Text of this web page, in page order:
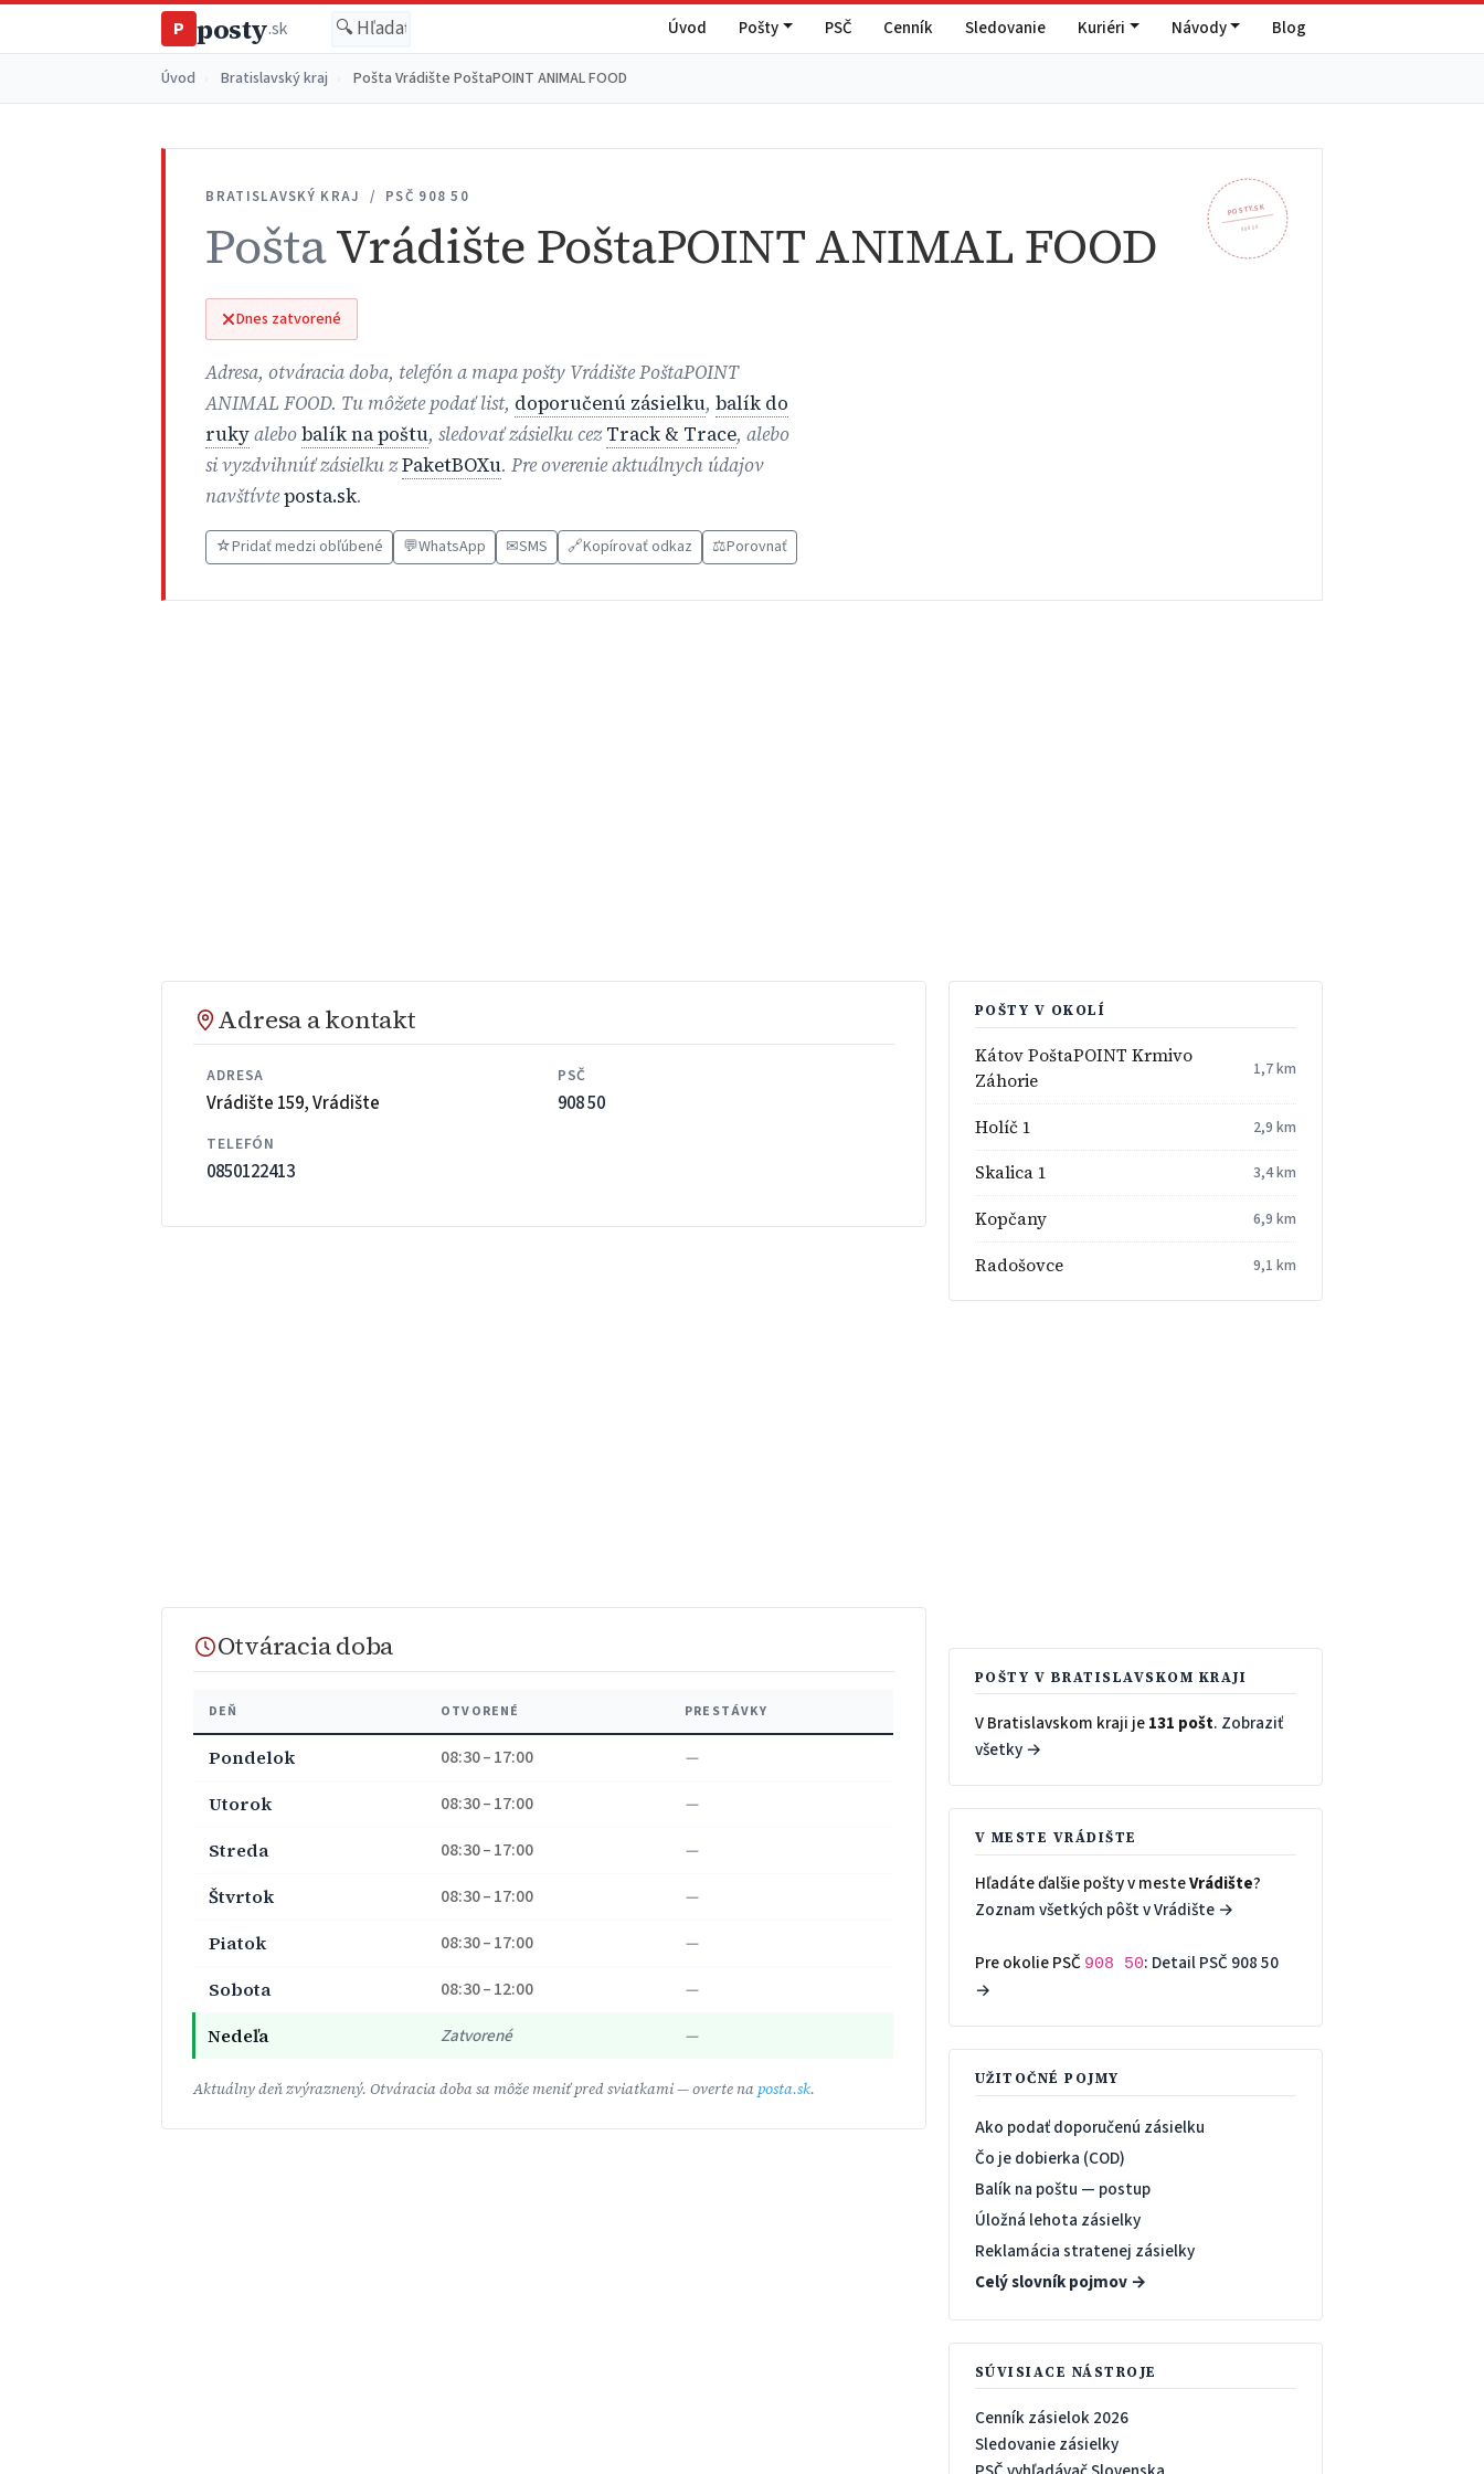
P posty.sk Úvod Pošty PSČ Cenník Sledovanie Kuriéri Návody Blog
Úvod Bratislavský kraj Pošta Vrádište PoštaPOINT ANIMAL FOOD
POSTY.SK
908 50
BRATISLAVSKÝ KRAJ / PSČ 908 50
PoštaVrádište PoštaPOINT ANIMAL FOOD
Dnes zatvorené
Adresa, otváracia doba, telefón a mapa pošty Vrádište PoštaPOINT
ANIMAL FOOD. Tu môžete podať list, doporučenú zásielku,balík do
rukyalebobalík na poštu, sledovať zásielku cezTrack & Trace, alebo
si vyzdvihnúť zásielku zPaketBOXu. Pre overenie aktuálnych údajov
navštívteposta.sk.
☆Pridať medzi obľúbené 💬WhatsApp ✉SMS 🔗Kopírovať odkaz ⚖️Porovnať
Adresa a kontakt
ADRESA
Vrádište 159, Vrádište
PSČ
908 50
TELEFÓN
0850122413
Otváracia doba
DEŇ OTVORENÉ PRESTÁVKY
Pondelok 08:30 – 17:00
—
Utorok
08:30 – 17:00
—
Streda
08:30 – 17:00
—
Štvrtok
08:30 – 17:00
—
Piatok
08:30 – 17:00
—
Sobota
08:30 – 12:00
—
Nedeľa
Zatvorené —
Aktuálny deň zvýraznený. Otváracia doba sa môže meniť pred sviatkami — overte na posta.sk.
POŠTY V OKOLÍ
Kátov PoštaPOINT Krmivo
Záhorie
1,7 km
Holíč 1 2,9 km
Skalica 1 3,4 km
Kopčany 6,9 km
Radošovce 9,1 km
POŠTY V BRATISLAVSKOM KRAJI
V Bratislavskom kraji je131 pošt. Zobraziť
všetky →
V MESTE VRÁDIŠTE
Hľadáte ďalšie pošty v mesteVrádište?
Zoznam všetkých pôšt v Vrádište →
Pre okolie PSČ 908 50: Detail PSČ 908 50
→
UŽITOČNÉ POJMY
Ako podať doporučenú zásielku
Čo je dobierka (COD)
Balík na poštu — postup
Úložná lehota zásielky
Reklamácia stratenej zásielky
Celý slovník pojmov →
SÚVISIACE NÁSTROJE
Cenník zásielok 2026
Sledovanie zásielky